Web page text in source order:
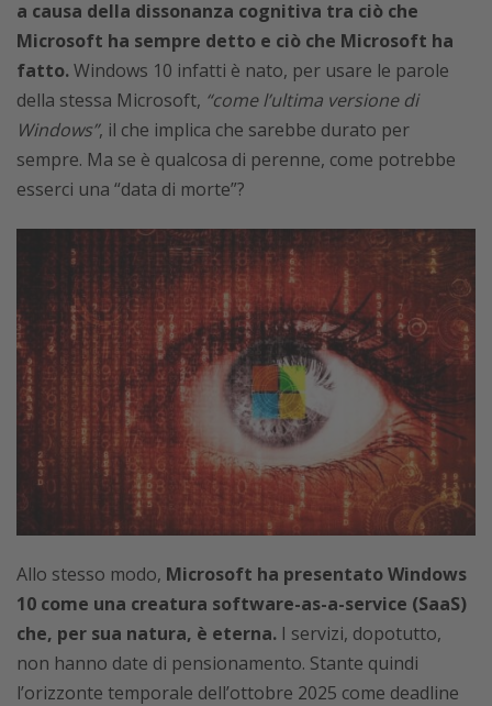
a causa della dissonanza cognitiva tra ciò che
Microsoft ha sempre detto e ciò che Microsoft ha
fatto.Windows 10 infatti è nato, per usare le parole
della stessa Microsoft, “come l’ultima versione di
Windows”, il che implica che sarebbe durato per
sempre. Ma se è qualcosa di perenne, come potrebbe
esserci una “data di morte”?
Allo stesso modo, Microsoft ha presentato Windows
10 come una creatura software-as-a-service (SaaS)
che, per sua natura, è eterna. I servizi, dopotutto,
non hanno date di pensionamento. Stante quindi
l’orizzonte temporale dell’ottobre 2025 come deadline